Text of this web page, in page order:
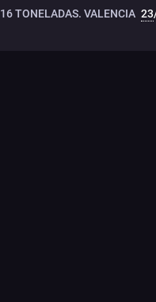
16 TONELADAS. VALENCIA 23